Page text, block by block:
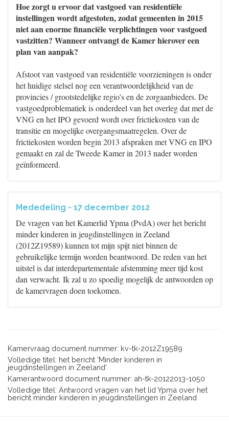
Hoe zorgt u ervoor dat vastgoed van residentiële
instellingen wordt afgestoten, zodat gemeenten in 2015
niet aan enorme financiële verplichtingen voor vastgoed
vastzitten? Wanneer ontvangt de Kamer hierover een
plan van aanpak?
Afstoot van vastgoed van residentiële voorzieningen is onder
het huidige stelsel nog een verantwoordelijkheid van de
provincies / grootstedelijke regio’s en de zorgaanbieders. De
vastgoedproblematiek is onderdeel van het overleg dat met de
VNG en het IPO gevoerd wordt over frictiekosten van de
transitie en mogelijke overgangsmaatregelen. Over de
frictiekosten worden begin 2013 afspraken met VNG en IPO
gemaakt en zal de Tweede Kamer in 2013 nader worden
geïnformeerd.
Mededeling - 17 december 2012
De vragen van het Kamerlid Ypma (PvdA) over het bericht
minder kinderen in jeugdinstellingen in Zeeland
(2012Z19589) kunnen tot mijn spijt niet binnen de
gebruikelijke termijn worden beantwoord. De reden van het
uitstel is dat interdepartementale afstemming meer tijd kost
dan verwacht. Ik zal u zo spoedig mogelijk de antwoorden op
de kamervragen doen toekomen.
Kamervraag document nummer: kv-tk-2012Z19589
Volledige titel: het bericht 'Minder kinderen in
jeugdinstellingen in Zeeland'
Kamerantwoord document nummer: ah-tk-20122013-1050
Volledige titel: Antwoord vragen van het lid Ypma over het
bericht minder kinderen in jeugdinstellingen in Zeeland